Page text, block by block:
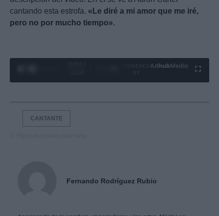
cantando esta estrofa. «Le diré a mi amor que me iré,
pero no por mucho tiempo».
Ad hubMedia
CANTANTE
Fernando Rodríguez Rubio